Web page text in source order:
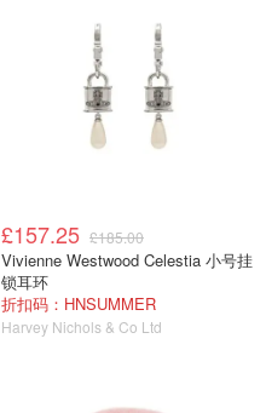
£157.25 £185.00
Vivienne Westwood Celestia 小号挂
锁耳环
折扣码：HNSUMMER
Harvey Nichols & Co Ltd